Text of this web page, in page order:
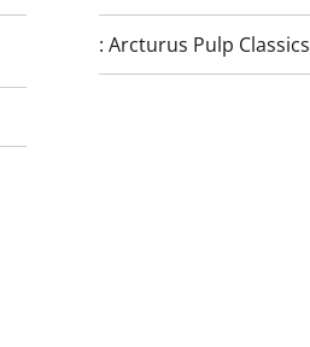
:Arcturus Pulp Classics